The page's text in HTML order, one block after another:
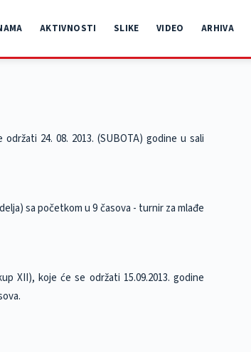
AKTIVNOSTI SLIKE VIDEO ARHIVA
24. 08. 2013. (SUBOTA) godine u sali
sa početkom u 9 časova - turnir za mlađe
XII), koje će se održati 15.09.2013. godine